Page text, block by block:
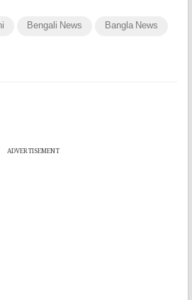
Bengali News Bangla News
ADVERTISEMENT